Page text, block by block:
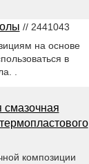
// 2441043
на основе
в
.
смазочная
композиции